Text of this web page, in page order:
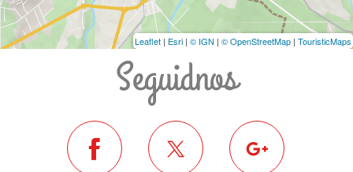
Leaflet | Esri | © IGN | © OpenStreetMap | TouristicMaps
Seguidnos